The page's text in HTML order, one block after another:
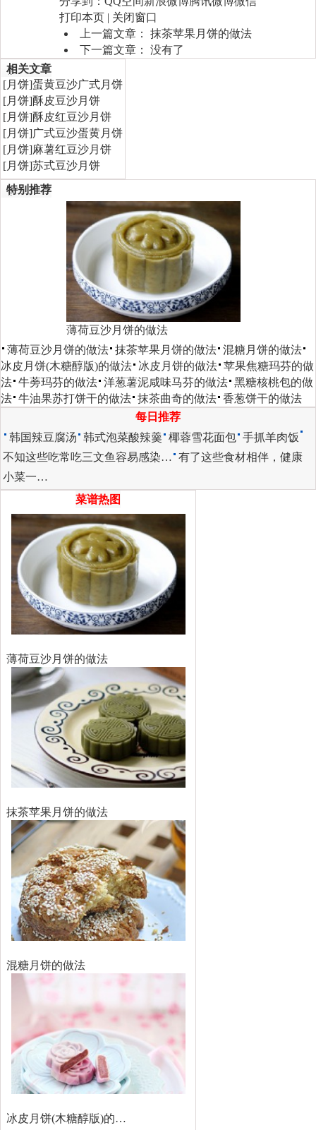
打印本页 | 关闭窗口
上一篇文章： 抹茶苹果月饼的做法
下一篇文章： 没有了
相关文章
[月饼]蛋黄豆沙广式月饼
[月饼]酥皮豆沙月饼
[月饼]酥皮红豆沙月饼
[月饼]广式豆沙蛋黄月饼
[月饼]麻薯红豆沙月饼
[月饼]苏式豆沙月饼
特别推荐
薄荷豆沙月饼的做法
薄荷豆沙月饼的做法 抹茶苹果月饼的做法 混糖月饼的做法
冰皮月饼(木糖醇版)的做法 冰皮月饼的做法 苹果焦糖玛芬的做
法 牛蒡玛芬的做法 洋葱薯泥咸味马芬的做法 黑糖核桃包的做
法 牛油果苏打饼干的做法 抹茶曲奇的做法 香葱饼干的做法
每日推荐
韩国辣豆腐汤 韩式泡菜酸辣羹 椰蓉雪花面包 手抓羊肉饭
不知这些吃常吃三文鱼容易感染… 有了这些食材相伴，健康
小菜一…
菜谱热图
薄荷豆沙月饼的做法
抹茶苹果月饼的做法
混糖月饼的做法
冰皮月饼(木糖醇版)的…